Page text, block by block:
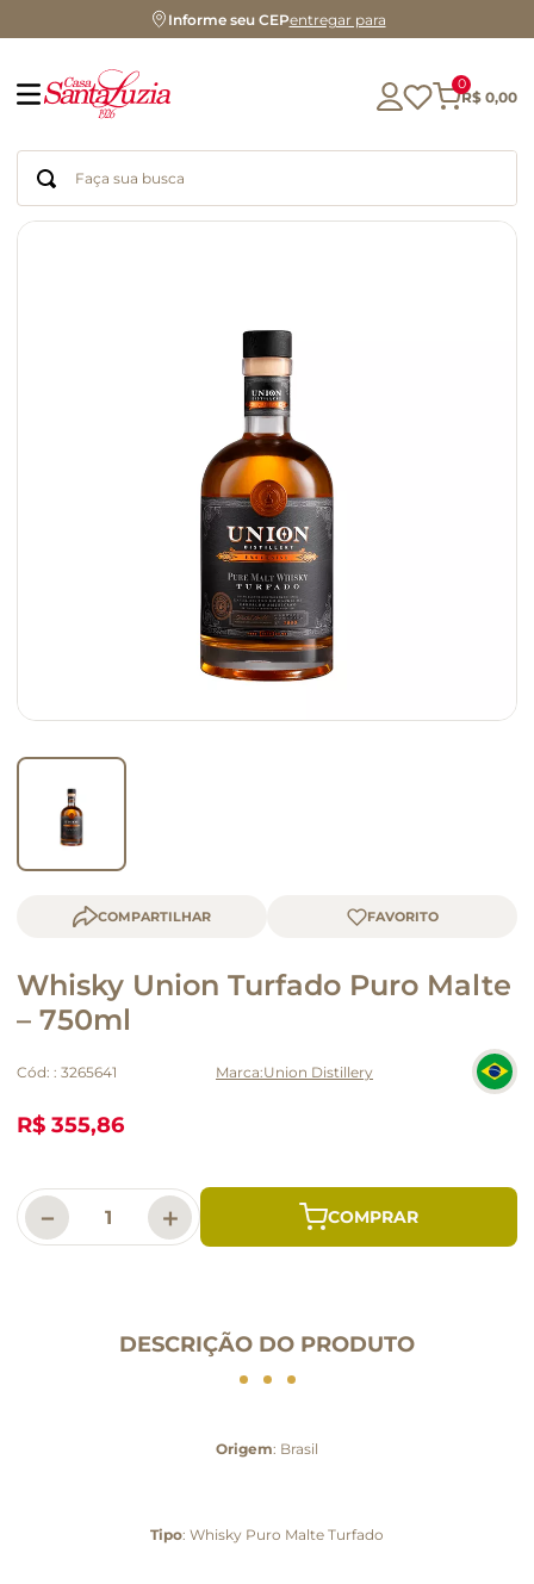
Informe seu CEPentregar para
0
R$ 0,00
Faça sua busca
COMPARTILHAR
Whisky Union Turfado Puro Malte
– 750ml
Cód: : 3265641 Union Distillery
R$ 355,86
＋
－
DESCRIÇÃO DO PRODUTO
Origem: Brasil
Tipo: Whisky Puro Malte Turfado